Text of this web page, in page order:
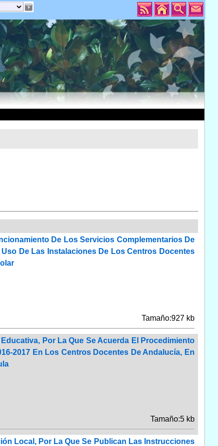
De Los Servicios Complementarios De
De Las Instalaciones De Los Centros Docentes
Tamaño:927 kb
Por La Que Se Acuerda El Procedimiento
2017 En Los Centros Docentes De Andalucía, En
Tamaño:5 kb
Local, Por La Que Se Publican Las Instrucciones